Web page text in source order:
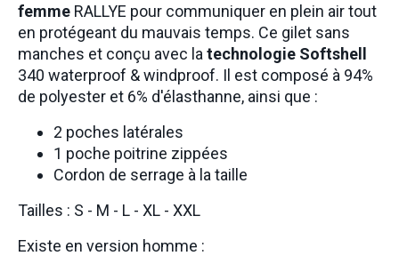
femme RALLYE pour communiquer en plein air tout
en protégeant du mauvais temps. Ce gilet sans
manches et conçu avec la technologie Softshell
340 waterproof & windproof. Il est composé à 94%
de polyester et 6% d'élasthanne, ainsi que :
2 poches latérales
1 poche poitrine zippées
Cordon de serrage à la taille
Tailles : S - M - L - XL - XXL
Existe en version homme :